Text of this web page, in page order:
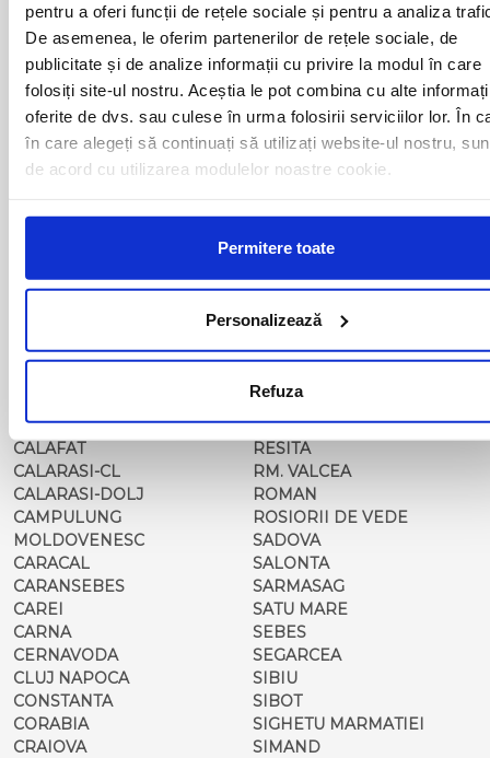
pentru a oferi funcții de rețele sociale și pentru a analiza
De asemenea, le oferim partenerilor de rețele sociale, de
publicitate și de analize informații cu privire la modul în care
folosiți site-ul nostru. Aceștia le pot combina cu alte
oferite de dvs. sau culese în urma folosirii serviciilor lor. În
în care alegeți să continuați să utilizați website-ul nostru,
de acord cu utilizarea modulelor noastre cookie.
Permitere toate
Personalizează
Refuza
ARAD
BACAU
BAIA MARE
BAILE HERCULANE
BAILESTI
BALS-IS
BALS-OT
BARCA
BECHET
BISTRITA
BRAILA
BUZAU
CALAFAT
CALARASI-CL
CALARASI-DOLJ
CAMPULUNG
MOLDOVENESC
CARACAL
CARANSEBES
CAREI
CARNA
CERNAVODA
CLUJ NAPOCA
CONSTANTA
CORABIA
CRAIOVA
MOTCA
NUSFALAU
OLTENITA
ONESTI
ORADEA
ORSOVA
PASCANI
PERICEI
PETROSANI
PIATRA NEAMT
PITESTI
PLOIESTI
POIANA MARE
RAST
REGHIN
RESITA
RM. VALCEA
ROMAN
ROSIORII DE VEDE
SADOVA
SALONTA
SARMASAG
SATU MARE
SEBES
SEGARCEA
SIBIU
SIBOT
SIGHETU MARMATIEI
SIMAND